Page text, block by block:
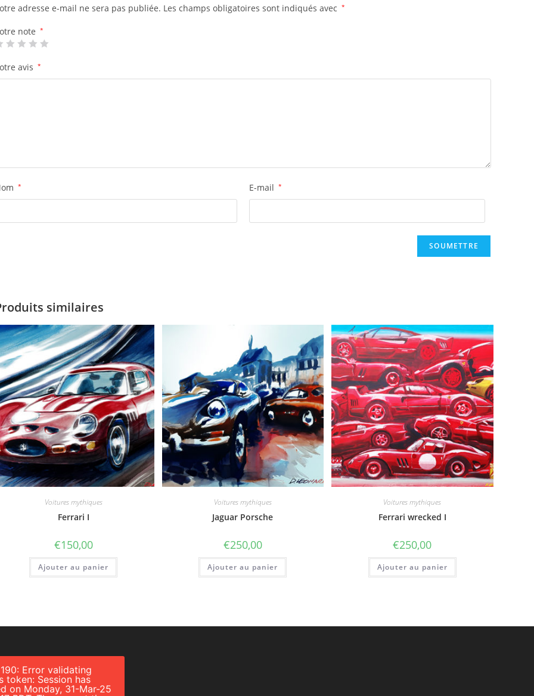
adresse e-mail ne sera pas publiée. Les champs obligatoires sont indiqués avec *
note *
avis *
* E-mail *
similaires
Voitures mythiques
Ferrari I
€150,00
Ajouter au panier
Voitures mythiques
Jaguar Porsche
€250,00
Ajouter au panier
Voitures mythiques
Ferrari wrecked I
€250,00
Ajouter au panier
Error validating
token: Session has
on Monday, 31-Mar-25